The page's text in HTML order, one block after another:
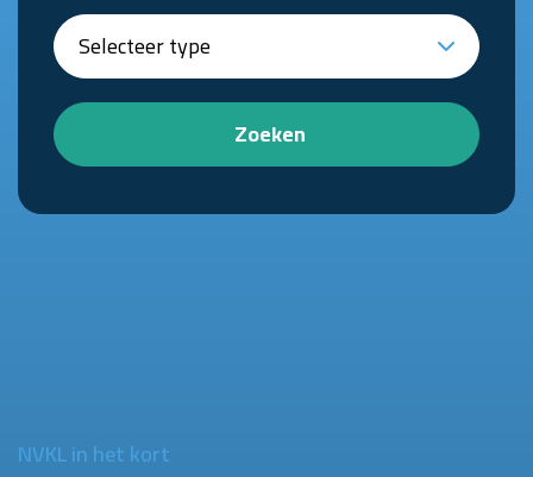
Zoeken
NVKL in het kort